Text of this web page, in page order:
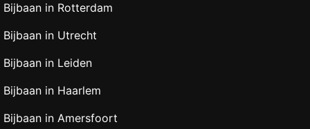
Bijbaan in Rotterdam
Bijbaan in Utrecht
Bijbaan in Leiden
Bijbaan in Haarlem
Bijbaan in Amersfoort